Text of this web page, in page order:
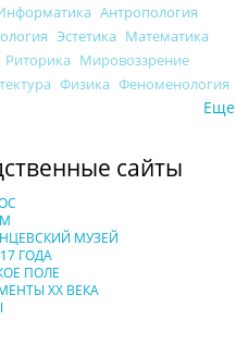
Антропология
Эстетика Математика
Риторика Мировоззрение
Физика Феноменология
Еще
сайты
МУЗЕЙ
ГОДА
ПОЛЕ
XX ВЕКА